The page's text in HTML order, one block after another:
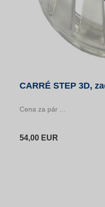
CARRÉ STEP 3D,
Cena za pár ...
54,00 EUR